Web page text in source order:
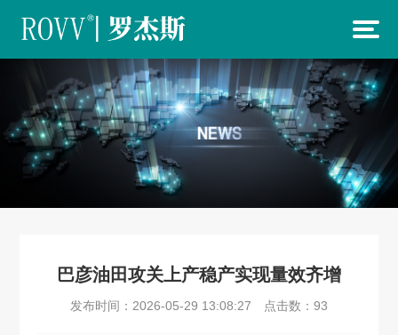
巴彦油田攻关上产稳产实现量效齐增
发布时间：2026-05-29 13:08:27 点击数： 93